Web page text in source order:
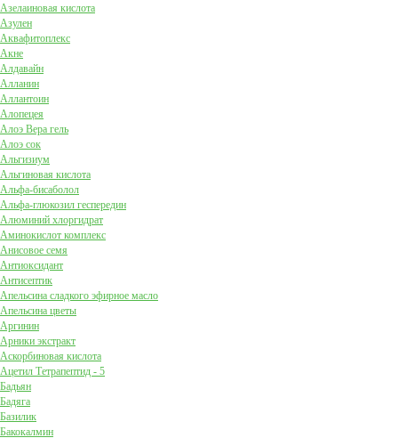
Азелаиновая кислота
Азулен
Аквафитоплекс
Акне
Алдавайн
Алланин
Аллантоин
Алопецея
Алоэ Вера гель
Алоэ сок
Альгизиум
Альгиновая кислота
Альфа-бисаболол
Альфа-глюкозил геспередин
Алюминий хлоргидрат
Аминокислот комплекс
Анисовое семя
Антиоксидант
Антисептик
Апельсина сладкого эфирное масло
Апельсина цветы
Аргинин
Арники экстракт
Аскорбиновая кислота
Ацетил Тетрапептид - 5
Бадьян
Бадяга
Базилик
Бакокалмин